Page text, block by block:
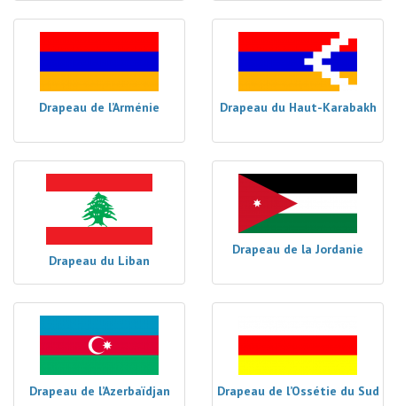
Drapeau de l’Arménie Drapeau du Haut-Karabakh
Drapeau du Liban
Drapeau de la Jordanie
Drapeau de l’Azerbaïdjan Drapeau de l’Ossétie du Sud